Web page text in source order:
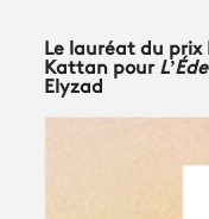
Le lauréat du prix
Kattan pour
Elyzad